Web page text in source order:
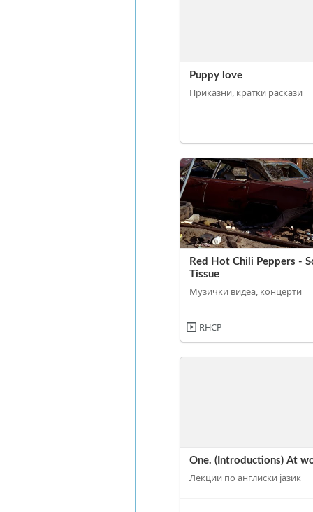
Puppy love
Приказни, кратки раскази
Red Hot Chili Peppers -
Tissue
Музички видеа, концерти
RHCP
One. (Introductions) At
Лекции по англиски јазик